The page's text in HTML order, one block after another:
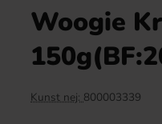
Woogie
Kunst nej: 800003339